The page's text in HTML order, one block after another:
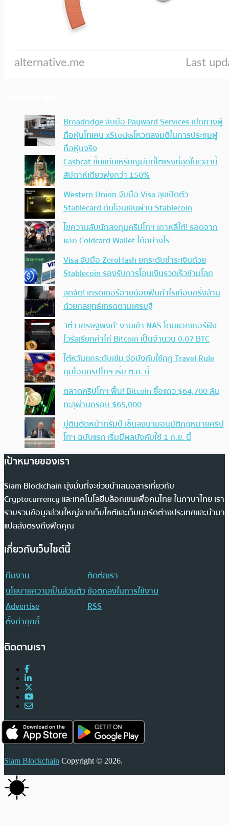
Broadridge จับมือ Payward Services เปิดทางผู้
ถือหุ้นโทเคน xStocksโหวตลงมติในการประชุมผู้
ถือหุ้นจริง
Cashcat ขึ้นแท่นเหรียญมีมที่โตแรงที่สุดในเวลานี้
สัปดาห์เดียวพุ่งกว่า 150%
Western Union จับมือ Visa ลุยเปิดตัว
Stablecard ดันโอนเงินผ่าน Stablecoin
ไขความลับนักลงทุนคริปโทฯ เกาหลีใต้! รอดจาก
แฮก Coldcard Wallet ได้อย่างไร
Visa จับมือ ZeroHash ยกระดับชำระเงินด้วย
Stablecoin รองรับการโอนเงินรวดเร็วข้ามโลก
สุดจัด! เทรดเดอร์อายุน้อยฟันกำไรเกือบครึ่งล้าน
ด้วยกลยุทธ์เทรดตามเศรษฐี
‘เต๋า เศรษฐพงศ์’ งานเข้า NAS โดนแฮกเกอร์ฝัง
ไวรัสเรียกค่าไถ่ Bitcoin เป็นจำนวน 0.07 BTC
ไต้หวันยกระดับเข้ม จ่อบังคับใช้กฏ Travel Rule
คุมโอนคริปโทฯ เริ่ม ต.ค. นี้
ตลาดคริปโทฯ ฟื้น! Bitcoin ยื้อแถว $64,700 ลุ้น
ทะลุผ่านกรอบ $65,000
ปูตินตัดหน้าทรัมป์ เซ็นลงนามอนุมัติกฎหมายคริป
โทฯ ฉบับแรก เริ่มมีผลบังคับใช้ 1 ก.ย. นี้
เป้าหมายของเรา
Siam Blockchain มุ่งมั่นที่จะช่วยนำเสนอสารเกี่ยวกับ
Cryptocurrency และเทคโนโลยีบล็อกเชนเพื่อคนไทย ในภาษาไทย เรา
รวบรวมข้อมูลส่วนใหญ่จากเว็บไซต์และเว็บบอร์ดต่างประเทศและนำมา
แปลส่งตรงถึงฟีดคุณ
เกี่ยวกับเว็บไซต์นี้
ทีมงาน
ติดต่อเรา
นโยบายความเป็นส่วนตัวข้อตกลงในการใช้งาน
Advertise
RSS
ตั้งค่าคุกกี้
ติดตามเรา
Siam Blockchain Copyright © 2026.